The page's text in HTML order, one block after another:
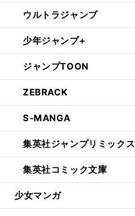
ウルトラジャンプ
少年ジャンプ+
ジャンプTOON
ZEBRACK
S-MANGA
集英社ジャンプリミックス
集英社コミック文庫
少女マンガ